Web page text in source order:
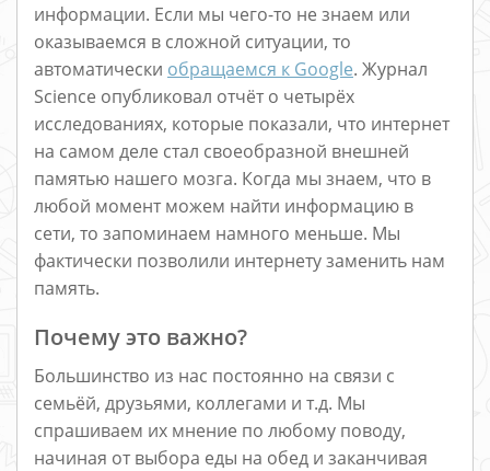
информации. Если мы чего-то не знаем или
оказываемся в сложной ситуации, то
автоматически обращаемся к Google. Журнал
Science опубликовал отчёт о четырёх
исследованиях, которые показали, что интернет
на самом деле стал своеобразной внешней
памятью нашего мозга. Когда мы знаем, что в
любой момент можем найти информацию в
сети, то запоминаем намного меньше. Мы
фактически позволили интернету заменить нам
память.
Почему это важно?
Большинство из нас постоянно на связи с
семьёй, друзьями, коллегами и т.д. Мы
спрашиваем их мнение по любому поводу,
начиная от выбора еды на обед и заканчивая